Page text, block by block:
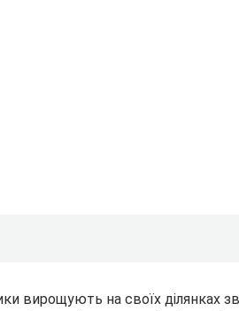
вирощують на своїх ділянках